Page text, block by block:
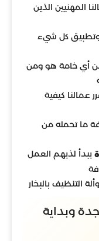
المهنيين الذين
وتطبيق كل شيء
أي خامة هو ومن
عمالنا كيفية
ما تحمله من
يبدأ لذيهم العمل
التنظيف بالبخار
وبداية